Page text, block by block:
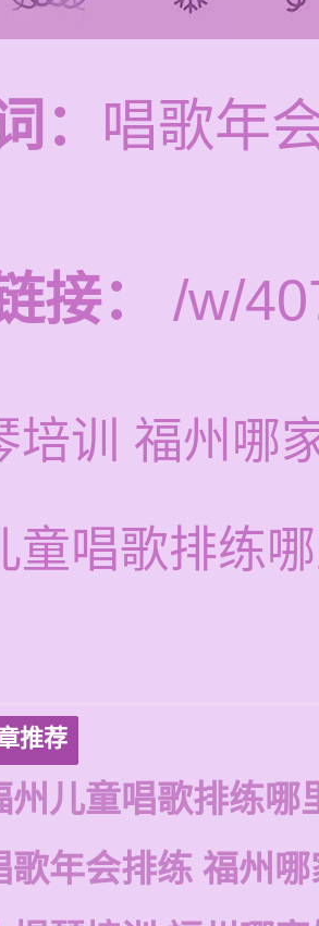
： 唱歌年
接：
/w/
培训 福州哪
童唱歌排练
推荐
州儿童唱歌排练哪
歌年会排练 福州